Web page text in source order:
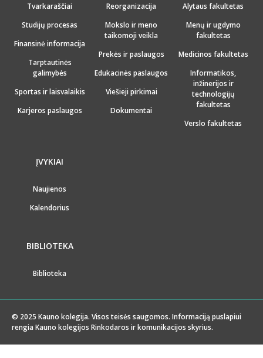
Tvarkaraščiai
Studijų procesas
Finansinė informacija
Tarptautinės
galimybės
Sportas ir laisvalaikis
Karjeros paslaugos
Reorganizacija
Mokslo ir meno
taikomoji veikla
Prekės ir paslaugos
Edukacinės paslaugos
Viešieji pirkimai
Dokumentai
Alytaus fakultetas
Menų ir ugdymo
fakultetas
Medicinos fakultetas
Informatikos,
inžinerijos ir
technologijų
fakultetas
Verslo fakultetas
ĮVYKIAI
Naujienos
Kalendorius
BIBLIOTEKA
Biblioteka
© 2025 Kauno kolegija. Visos teisės saugomos. Informaciją puslapiui
rengia Kauno kolegijos Rinkodaros ir komunikacijos skyrius.